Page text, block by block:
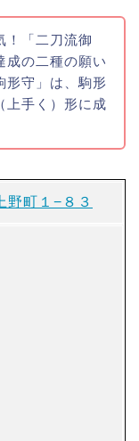
！「二刀流御
成の二種の願い
形守」は、駒形
上手く）形に成
野町１−８３